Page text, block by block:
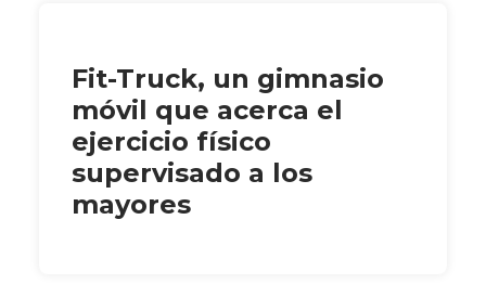
Fit-Truck, un gimnasio
móvil que acerca el
ejercicio físico
supervisado a los
mayores